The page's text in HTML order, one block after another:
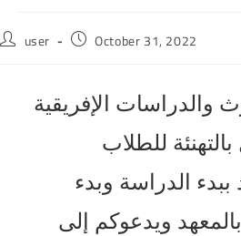
Postuser PostOctober 31, 2022
والدراسات الإفريقية
للطلاب
ببدء الدراسة وبدء
ويدعوكم إلى